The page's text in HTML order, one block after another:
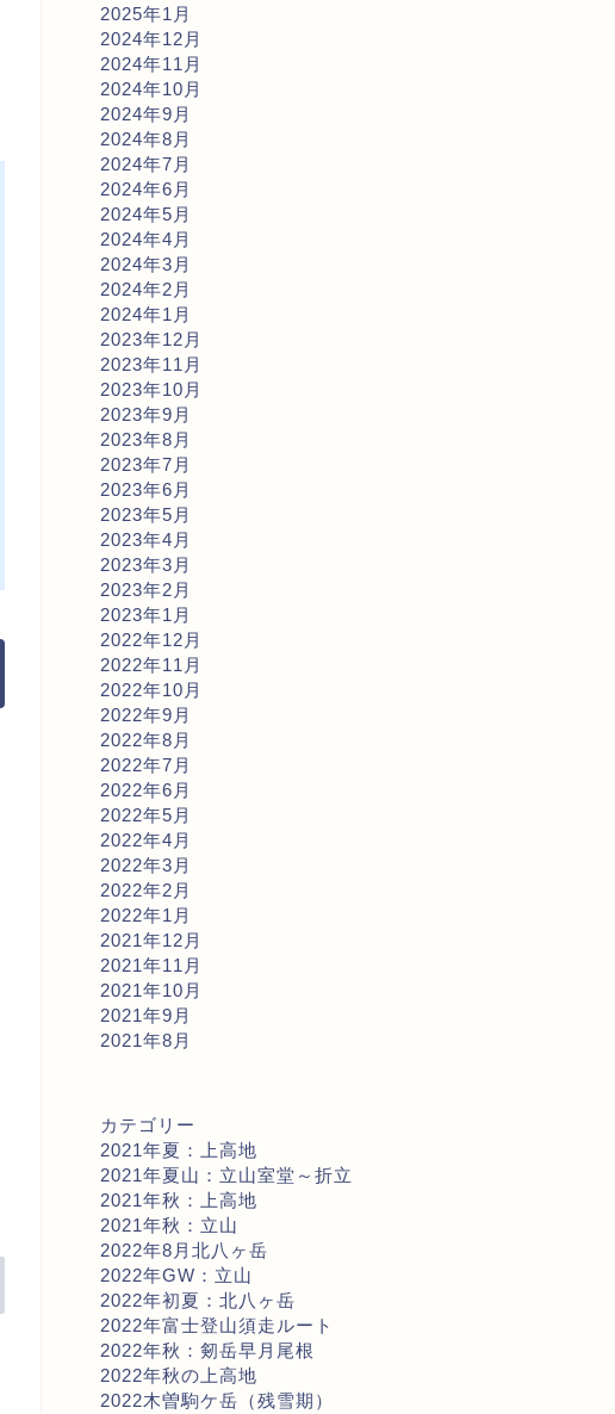
2025年1月
2024年12月
2024年11月
2024年10月
2024年9月
2024年8月
2024年7月
2024年6月
2024年5月
2024年4月
2024年3月
2024年2月
2024年1月
2023年12月
2023年11月
2023年10月
2023年9月
2023年8月
2023年7月
2023年6月
2023年5月
2023年4月
2023年3月
2023年2月
2023年1月
2022年12月
2022年11月
2022年10月
2022年9月
2022年8月
2022年7月
2022年6月
2022年5月
2022年4月
2022年3月
2022年2月
2022年1月
2021年12月
2021年11月
2021年10月
2021年9月
2021年8月
カテゴリー
2021年夏：上高地
2021年夏山：立山室堂～折立
2021年秋：上高地
2021年秋：立山
2022年8月北八ヶ岳
2022年GW：立山
2022年初夏：北八ヶ岳
2022年富士登山須走ルート
2022年秋：剱岳早月尾根
2022年秋の上高地
2022木曽駒ケ岳（残雪期）